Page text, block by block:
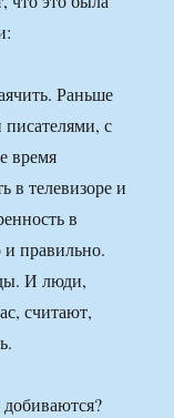
Раньше
с
время
в телевизоре и
в
правильно.
И люди,
считают,